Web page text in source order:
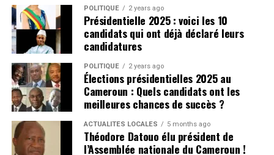
Avant le record de 2024-2025, le Cameroun avait commercialisé
295 163 tonnes de fèves en 2021-2022. L’ONCC avait ensuite annoncé
environ 263 600 tonnes pour la campagne 2022-2023, puis près de
266 700 tonnes en 2023-2024.
Le recul de 2025-2026 efface ainsi la totalité de la progression
enregistrée au cours de la campagne précédente. Le volume actuel
est inférieur d’environ 47 000 tonnes à celui de 2021-2022 et de près
de 19 000 tonnes au niveau observé en 2023-2024.
Les données consultées ne précisent pas les causes de cette
POLITIQUE 2 years ago
Présidentielle 2025 : voici les 10
candidats qui ont déjà déclaré leurs
candidatures
POLITIQUE 2 years ago
Élections présidentielles 2025 au
Cameroun : Quels candidats ont les
meilleures chances de succès ?
ACTUALITÉS LOCALES 5 months ago
Théodore Datouo élu président de
l’Assemblée nationale du Cameroun !